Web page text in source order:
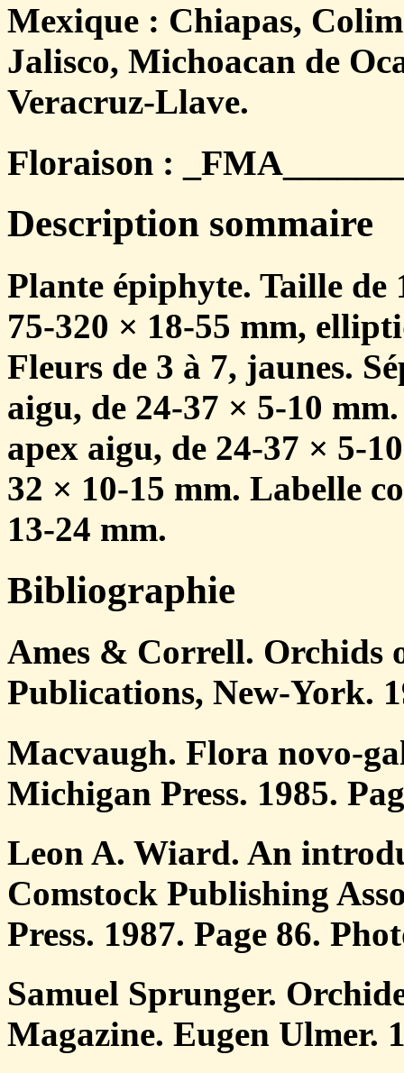
Mexique : Chiapas,
Jalisco, Michoacan de
Veracruz-Llave.
Floraison :
Description sommaire
Plante épiphyte. Taille de
75-320 × 18-55 mm,
Fleurs de 3 à 7, jaunes.
aigu, de 24-37 × 5-10
apex aigu, de 24-37 × 5-
32 × 10-15 mm. Labelle
13-24 mm.
Bibliographie
Ames & Correll. Orchids
Publications, New-York.
Macvaugh. Flora novo-
Michigan Press. 1985.
Leon A. Wiard. An
Comstock Publishing
Press. 1987. Page 86.
Samuel Sprunger.
Magazine. Eugen Ulmer.